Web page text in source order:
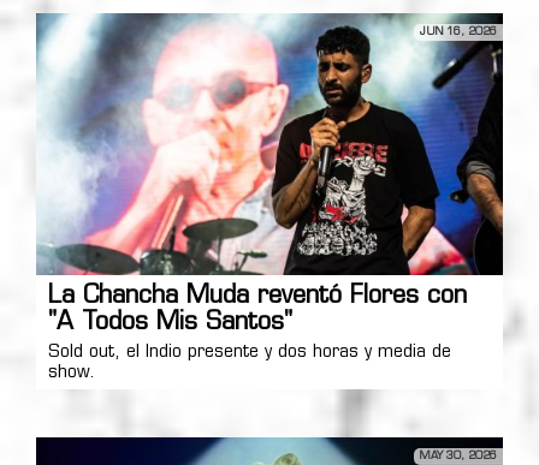
JUN 16, 2026
La Chancha Muda reventó Flores con
"A Todos Mis Santos"
Sold out, el Indio presente y dos horas y media de
show.
MAY 30, 2026